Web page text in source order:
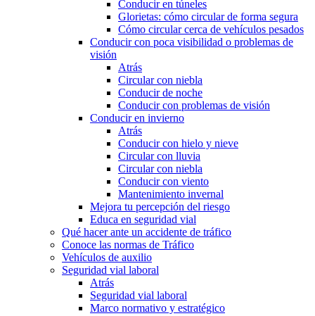
Conducir en túneles
Glorietas: cómo circular de forma segura
Cómo circular cerca de vehículos pesados
Conducir con poca visibilidad o problemas de
visión
Atrás
Circular con niebla
Conducir de noche
Conducir con problemas de visión
Conducir en invierno
Atrás
Conducir con hielo y nieve
Circular con lluvia
Circular con niebla
Conducir con viento
Mantenimiento invernal
Mejora tu percepción del riesgo
Educa en seguridad vial
Qué hacer ante un accidente de tráfico
Conoce las normas de Tráfico
Vehículos de auxilio
Seguridad vial laboral
Atrás
Seguridad vial laboral
Marco normativo y estratégico